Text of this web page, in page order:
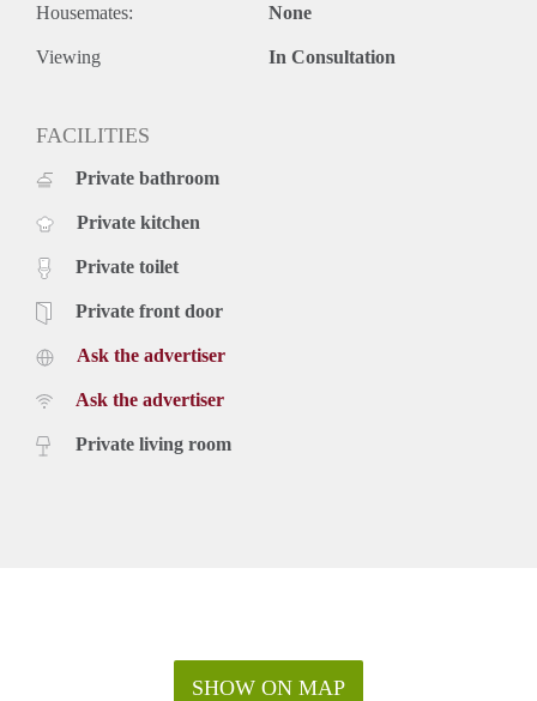
Housemates: None
Viewing In Consultation
FACILITIES
Private bathroom
Private kitchen
Private toilet
Private front door
Ask the advertiser
Ask the advertiser
Private living room
SHOW ON MAP